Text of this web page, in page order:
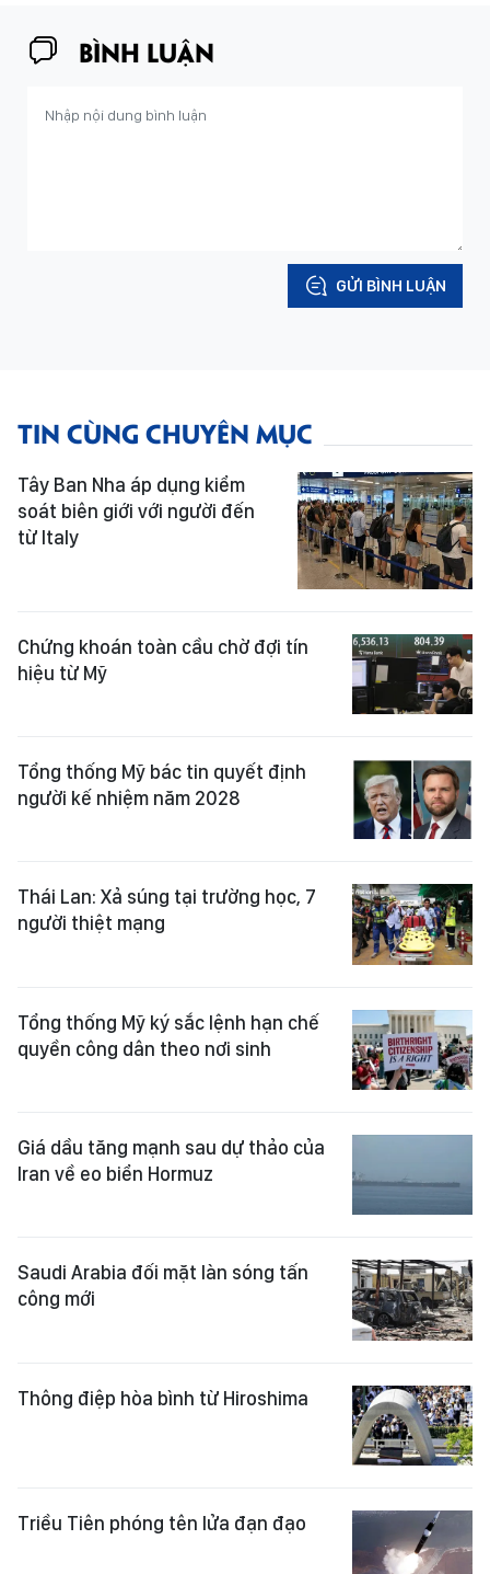
BÌNH LUẬN
GỬI BÌNH LUẬN
TIN CÙNG CHUYÊN MỤC
Tây Ban Nha áp dụng kiểm
soát biên giới với người đến
từ Italy
Chứng khoán toàn cầu chờ đợi tín
hiệu từ Mỹ
Tổng thống Mỹ bác tin quyết định
người kế nhiệm năm 2028
Thái Lan: Xả súng tại trường học, 7
người thiệt mạng
Tổng thống Mỹ ký sắc lệnh hạn chế
quyền công dân theo nơi sinh
Giá dầu tăng mạnh sau dự thảo của
Iran về eo biển Hormuz
Saudi Arabia đối mặt làn sóng tấn
công mới
Thông điệp hòa bình từ Hiroshima
Triều Tiên phóng tên lửa đạn đạo